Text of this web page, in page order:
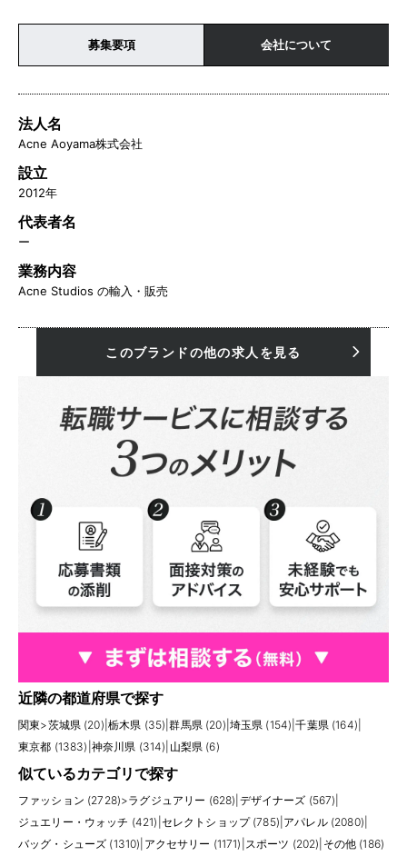
募集要項 会社について
法人名
Acne Aoyama株式会社
設立
2012年
代表者名
ー
業務内容
Acne Studios の輸入・販売
このブランドの他の求人を見る
近隣の都道府県で探す
関東>茨城県 (20) 栃木県 (35) |群馬県 (20) 埼玉県 (154) |千葉県 (164)
東京都 (1383) 神奈川県 (314) 山梨県 (6)
似ているカテゴリで探す
ファッション (2728)>ラグジュアリー (628) デザイナーズ (567)
ジュエリー・ウォッチ (421) セレクトショップ (785) アパレル (2080)
バッグ・シューズ (1310) アクセサリー (1171) スポーツ (202) その他 (186)